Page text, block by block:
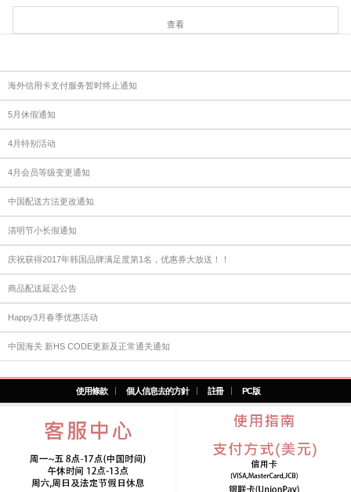
查看
海外信用卡支付服务暂时终止通知
5月休假通知
4月特别活动
4月会员等级变更通知
中国配送方法更改通知
清明节小长假通知
庆祝获得2017年韩国品牌满足度第1名，优惠券大放送！！
商品配送延迟公告
Happy3月春季优惠活动
​中国海关 新HS CODE更新及正常通关通知
使用條款 個人信息去的方針 註冊 PC版